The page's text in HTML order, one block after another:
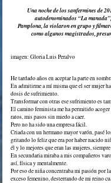
Una noche de los sanfermines de
autodenominados “La
Pamplona, la violaron en grupo y
como algunos magistrados,
imagen: Gloria Luis Peralvo
He tardado años en aceptar la parte en
En admitirme a mí misma que el ser mujer
dosis de sufrimiento.
Transformar con otras ese sufrimiento es
El camino feminista me ha permitido
ratos, mis pasos sin miedo a caer.
Pero no ha sido una empresa fácil.
Criada con un hermano mayor varón, pasé
gritando lo feliz que era por haber nacido
él y lo mejores que eran las mujeres,
En secundaria miraba a mis compañeros
así, física y mentalmente.
Por eso de niña concentraba mi pasión por
exceso femenino, desterrando de mi reino